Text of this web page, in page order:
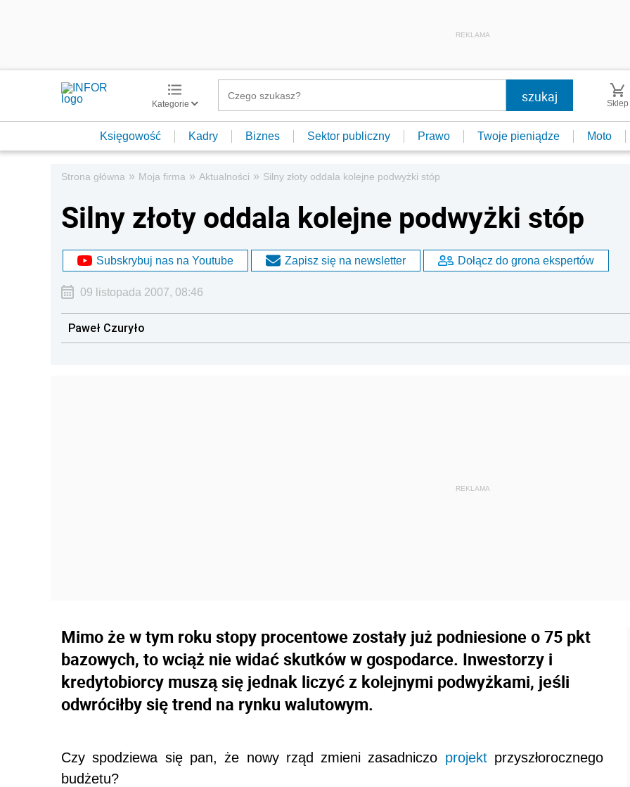
REKLAMA
Kategorie Sklep
Księgowość Kadry Biznes Sektor publiczny Prawo Twoje pieniądze Moto
Strona główna » Moja firma » Aktualności » Silny złoty oddala kolejne podwyżki stóp
Silny złoty oddala kolejne podwyżki stóp
Subskrybuj nas na Youtube Zapisz się na newsletter Dołącz do grona ekspertów
09 listopada 2007, 08:46
Paweł Czuryło
Mimo że w tym roku stopy procentowe zostały już podniesione o 75 pkt
bazowych, to wciąż nie widać skutków w gospodarce. Inwestorzy i
kredytobiorcy muszą się jednak liczyć z kolejnymi podwyżkami, jeśli
odwróciłby się trend na rynku walutowym.
Czy spodziewa się pan, że nowy rząd zmieni zasadniczo projektprzyszłorocznego
budżetu?